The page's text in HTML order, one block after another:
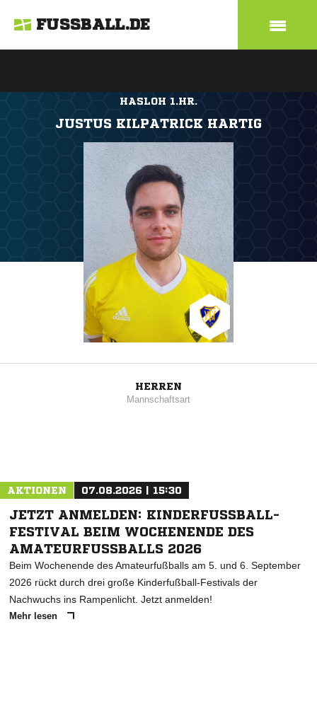
FUSSBALL.DE
HASLOH 1.HR.
JUSTUS KILPATRICK HARTIG
HERREN
Mannschaftsart
AKTIONEN 07.08.2026 | 15:30
JETZT ANMELDEN: KINDERFUSSBALL-F
ESTIVAL BEIM WOCHENENDE DES A
MATEURFUSSBALLS 2026
Beim Wochenende des Amateurfußballs am 5. und 6. September
2026 rückt durch drei große Kinderfußball-Festivals der
Nachwuchs ins Rampenlicht. Jetzt anmelden!
Mehr lesen